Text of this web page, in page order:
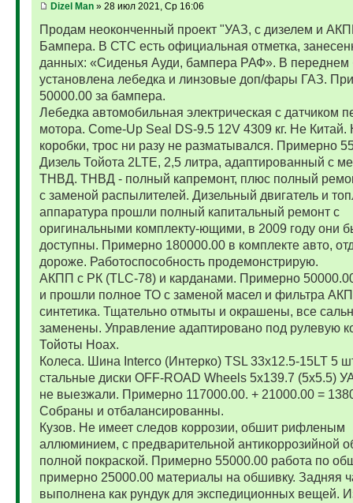
Dizel Man» 28 июл 2021, Ср 16:06
Продам неоконченный проект "УАЗ, с дизелем и
Бампера. В СТС есть официальная отметка,
данных: «Сиденья Ауди, бампера РАФ». В переднем
установлена лебедка и линзовые доп/фары ГАЗ.
50000.00 за бампера.
Лебедка автомобильная электрическая с датчиком
мотора. Come-Up Seal DS-9.5 12V 4309 кг. Не Китай.
коробки, трос ни разу не разматывался. Примерно
Дизель Тойота 2LTE, 2,5 литра, адаптированный с
ТНВД. ТНВД - полный капремонт, плюс полный
с заменой распылителей. Дизельный двигатель и
аппаратура прошли полный капитальный ремонт с
оригинальными комплекту-ющими, в 2009 году они
доступны. Примерно 180000.00 в комплекте авто,
дороже. Работоспособность продемонстрирую.
АКПП с РК (TLC-78) и карданами. Примерно
и прошли полное ТО с заменой масел и фильтра
синтетика. Тщательно отмыты и окрашены, все
заменены. Управление адаптировано под рулевую
Тойоты Ноах.
Колеса. Шина Interco (Интерко) TSL 33x12.5-15LT 5
стальные диски OFF-ROAD Wheels 5x139.7 (5x5.5)
не выезжали. Примерно 117000.00. + 21000.00 =
Собраны и отбалансированны.
Кузов. Не имеет следов коррозии, обшит рифленым
аллюминием, с предварительной антикоррозийной
полной покраской. Примерно 55000.00 работа по
примерно 25000.00 материалы на обшивку. Задняя
выполнена как рундук для экспедиционных вещей.